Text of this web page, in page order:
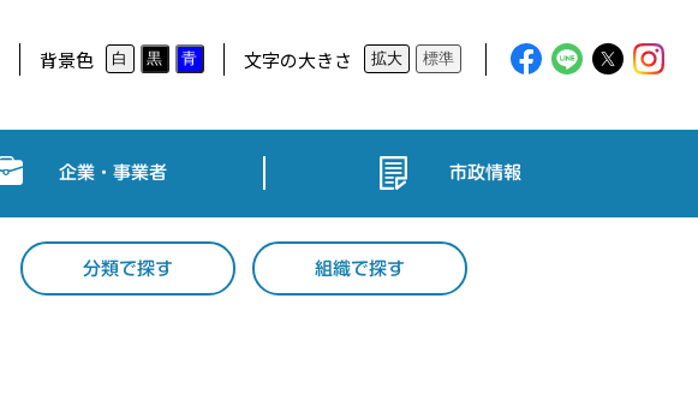
背景色 白 黒 青 文字の大きさ 拡大 標準
企業・事業者 市政情報
分類で探す 組織で探す